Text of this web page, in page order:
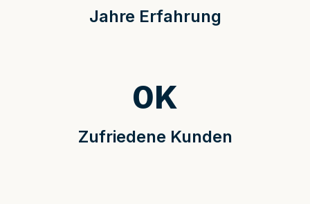
Jahre Erfahrung
Zufriedene Kunden
0K